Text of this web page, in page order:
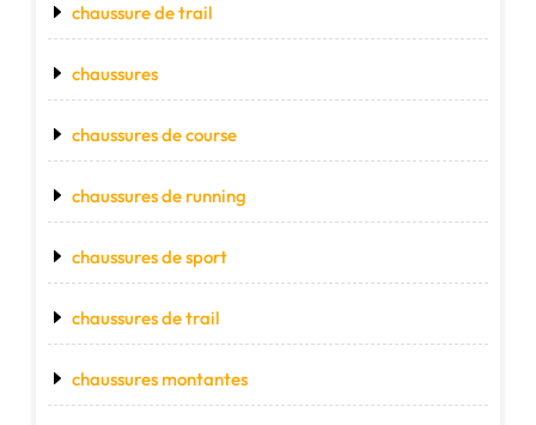
chaussure de trail
chaussures
chaussures de course
chaussures de running
chaussures de sport
chaussures de trail
chaussures montantes